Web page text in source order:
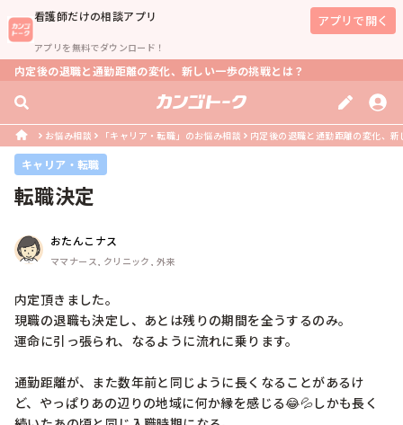
看護師だけの相談アプリ
アプリを無料でダウンロード！
アプリで開く
内定後の退職と通勤距離の変化、新しい一歩の挑戦とは？
お悩み相談 「キャリア・転職」のお悩み相談 内定後の退職と通勤距離の変化、
キャリア・転職
転職決定
おたんこナス
ママナース, クリニック, 外来
内定頂きました。
現職の退職も決定し、あとは残りの期間を全うするのみ。
運命に引っ張られ、なるように流れに乗ります。
通勤距離が、また数年前と同じように長くなることがあるけ
ど、やっぱりあの辺りの地域に何か縁を感じる😂💦しかも長く